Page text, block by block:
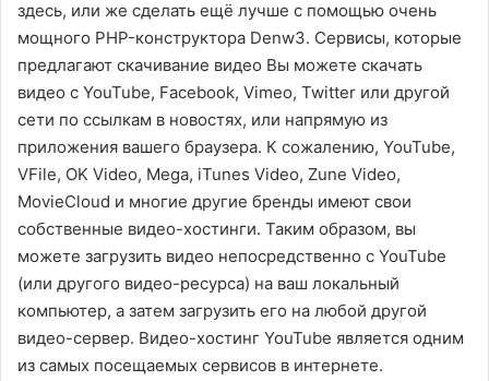
здесь, или же сделать ещё лучше с помощью очень
мощного PHP-конструктора Denw3. Сервисы, которые
предлагают скачивание видео Вы можете скачать
видео с YouTube, Facebook, Vimeo, Twitter или другой
сети по ссылкам в новостях, или напрямую из
приложения вашего браузера. К сожалению, YouTube,
VFile, OK Video, Mega, iTunes Video, Zune Video,
MovieCloud и многие другие бренды имеют свои
собственные видео-хостинги. Таким образом, вы
можете загрузить видео непосредственно с YouTube
(или другого видео-ресурса) на ваш локальный
компьютер, а затем загрузить его на любой другой
видео-сервер. Видео-хостинг YouTube является одним
из самых посещаемых сервисов в интернете.